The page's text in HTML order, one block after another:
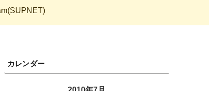
カレンダー